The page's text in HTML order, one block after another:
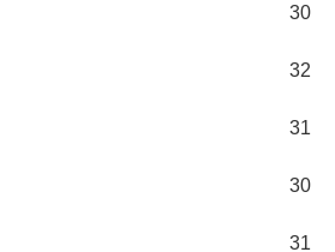
30
32
31
30
31